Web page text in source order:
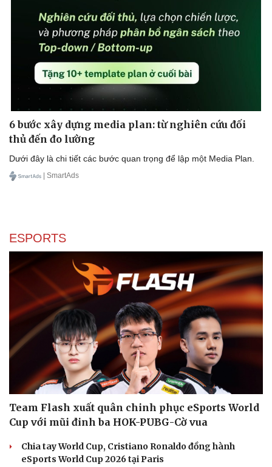
Sức khỏe
Dinh dưỡng - món ngon
Cây thuốc
Sản phụ khoa
Nhi khoa
Nam khoa
Làm đẹp - giảm cân
Đời sống
Nhà đẹp
Blog
Tình yêu - Gia đình
6 bước xây dựng media plan: từ nghiên cứu đối
thủ đến đo lường
Dưới đây là chi tiết các bước quan trọng để lập một Media Plan.
| SmartAds
ESPORTS
Team Flash xuất quân chinh phục eSports World
Cup với mũi đinh ba HOK-PUBG-Cờ vua
Chia tay World Cup, Cristiano Ronaldo đồng hành
eSports World Cup 2026 tại Paris